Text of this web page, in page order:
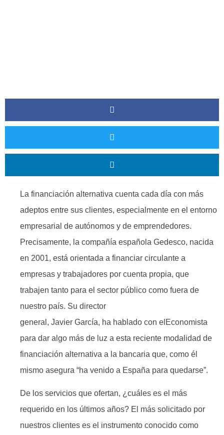
La financiación alternativa cuenta cada día con más
adeptos entre sus clientes, especialmente en el entorno
empresarial de autónomos y de emprendedores.
Precisamente, la compañía española Gedesco, nacida
en 2001, está orientada a financiar circulante a
empresas y trabajadores por cuenta propia, que
trabajen tanto para el sector público como fuera de
nuestro país. Su director
general, Javier García, ha hablado con elEconomista
para dar algo más de luz a esta reciente modalidad de
financiación alternativa a la bancaria que, como él
mismo asegura “ha venido a España para quedarse”.
De los servicios que ofertan, ¿cuáles es el más
requerido en los últimos años? El más solicitado por
nuestros clientes es el instrumento conocido como